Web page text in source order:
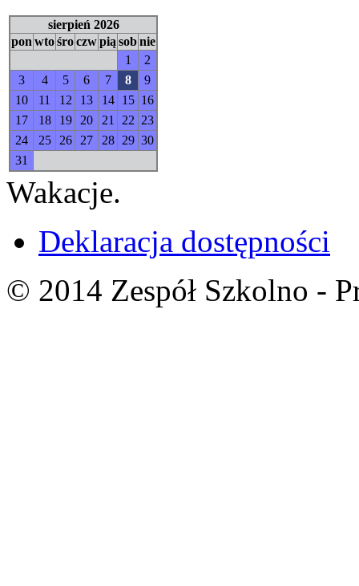
sierpień 2026
pon wtośroczwpią sobnie
1
2
3
4 5 6 7 8
9
10
11 12 13 14 15 16
17
18 19 20 21 22 23
24
25 26 27 28 29 30
31
Wakacje.
Deklaracja dostępności
© 2014 Zespół Szkolno -